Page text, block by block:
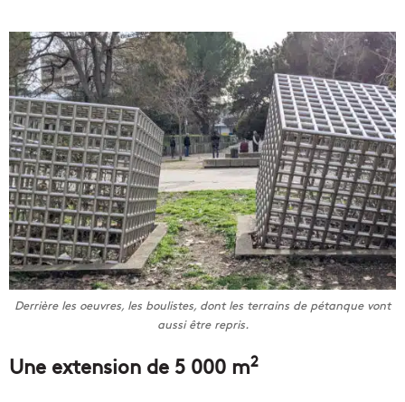
Derrière les oeuvres, les boulistes, dont les terrains de pétanque vont
aussi être repris.
Une extension de 5 000 m2